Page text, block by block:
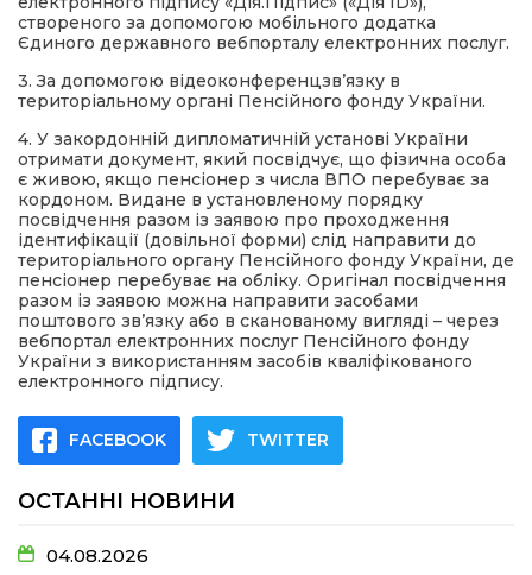
створеного за допомогою мобільного додатка
Єдиного державного вебпорталу електронних послуг.
3. За допомогою відеоконференцзв’язку в
територіальному органі Пенсійного фонду України.
4. У закордонній дипломатичній установі України
отримати документ, який посвідчує, що фізична особа
є живою, якщо пенсіонер з числа ВПО перебуває за
кордоном. Видане в установленому порядку
посвідчення разом із заявою про проходження
ідентифікації (довільної форми) слід направити до
територіального органу Пенсійного фонду України, де
пенсіонер перебуває на обліку. Оригінал посвідчення
разом із заявою можна направити засобами
поштового зв’язку або в сканованому вигляді – через
вебпортал електронних послуг Пенсійного фонду
України з використанням засобів кваліфікованого
електронного підпису.
FACEBOOK TWITTER
ОСТАННІ НОВИНИ
04.08.2026